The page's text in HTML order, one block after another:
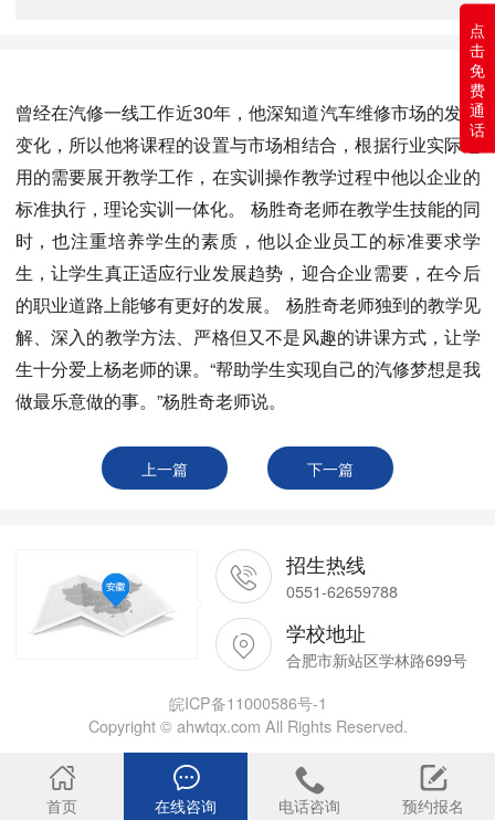
曾经在汽修一线工作近30年，他深知道汽车维修市场的发展
变化，所以他将课程的设置与市场相结合，根据行业实际运
用的需要展开教学工作，在实训操作教学过程中他以企业的
标准执行，理论实训一体化。 杨胜奇老师在教学生技能的同
时，也注重培养学生的素质，他以企业员工的标准要求学
生，让学生真正适应行业发展趋势，迎合企业需要，在今后
的职业道路上能够有更好的发展。 杨胜奇老师独到的教学见
解、深入的教学方法、严格但又不是风趣的讲课方式，让学
生十分爱上杨老师的课。“帮助学生实现自己的汽修梦想是我
做最乐意做的事。”杨胜奇老师说。
上一篇 下一篇
招生热线
0551-62659788
学校地址
合肥市新站区学林路699号
皖ICP备11000586号-1
Copyright © ahwtqx.com All Rights Reserved.
首页 在线咨询 电话咨询 预约报名
点
击
免
费
通
话